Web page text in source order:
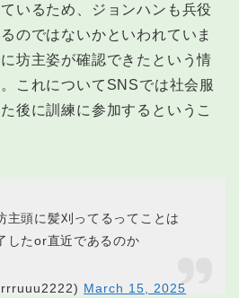
いるため、ジョンハンも兵役
のではないかといわれていま
坊主姿が確認できたという情
これについてSNSでは社会服
後に訓練に参加するというこ
主頭に髪刈ってるってことは
したor直近であるのか
March 15, 2025